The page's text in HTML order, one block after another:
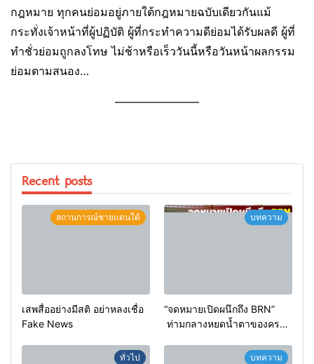
กฎหมาย ทุกคนย่อมอยู่ภายใต้กฎหมายฉบับเดียวกันแม้
กระทั่งเจ้าหน้าที่ผู้ปฏิบัติ ผู้ที่กระทำความดีย่อมได้รับผลดี ผู้ที่
ทำชั่วย่อมถูกลงโทษ ไม่ช้าหรือเร็ววันนี้หรือวันหน้าผลกรรม
ย่อมตามสนอง…
———————–
Recent posts
สถานการณ์ชายแดนใต้
เสพสื่ออย่างมีสติ อย่าหลงเชื่อ
Fake News
บทความ
“จดหมายเปิดผนึกถึง BRN”
ท่ามกลางหยดน้ำตาของครอบ
สะอื้นของทารกน้อยที่ต้อง
ทั่วไป บทความ